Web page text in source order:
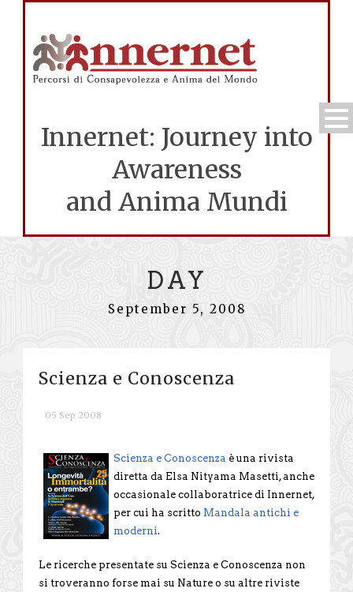
Innernet: Journey into
Awareness
and Anima Mundi
DAY
September 5, 2008
Scienza e Conoscenza
05 Sep 2008
Scienza e Conoscenza è una rivista
diretta da Elsa Nityama Masetti, anche
occasionale collaboratrice di Innernet,
per cui ha scritto Mandala antichi e
moderni.
Le ricerche presentate su Scienza e Conoscenza non
si troveranno forse mai su Nature o su altre riviste